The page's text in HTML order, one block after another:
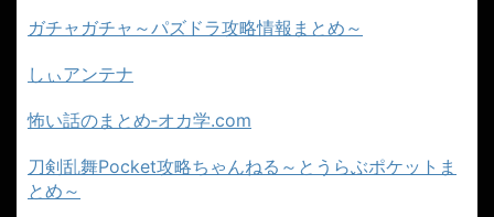
ガチャガチャ～パズドラ攻略情報まとめ～
しぃアンテナ
怖い話のまとめ‐オカ学.com
刀剣乱舞Pocket攻略ちゃんねる～とうらぶポケットま
とめ～